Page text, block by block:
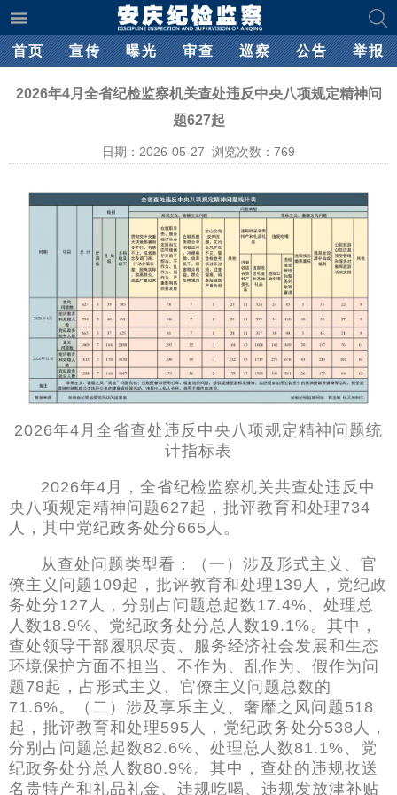
首页 宣传 曝光 审查 巡察 公告 举报
2026年4月全省纪检监察机关查处违反中央八项规定精神问
题627起
日期：2026-05-27 浏览次数： 769
2026年4月全省查处违反中央八项规定精神问题统
计指标表
2026年4月，全省纪检监察机关共查处违反中
央八项规定精神问题627起，批评教育和处理734
人，其中党纪政务处分665人。
从查处问题类型看：（一）涉及形式主义、官
僚主义问题109起，批评教育和处理139人，党纪政
务处分127人，分别占问题总起数17.4%、处理总
人数18.9%、党纪政务处分总人数19.1%。其中，
查处领导干部履职尽责、服务经济社会发展和生态
环境保护方面不担当、不作为、乱作为、假作为问
题78起，占形式主义、官僚主义问题总数的
71.6%。（二）涉及享乐主义、奢靡之风问题518
起，批评教育和处理595人，党纪政务处分538人，
分别占问题总起数82.6%、处理总人数81.1%、党
纪政务处分总人数80.9%。其中，查处的违规收送
名贵特产和礼品礼金、违规吃喝、违规发放津补贴